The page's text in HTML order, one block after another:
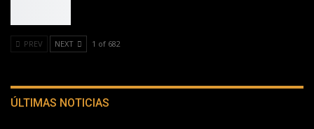
PREV NEXT 1 of 682
ÚLTIMAS NOTICIAS